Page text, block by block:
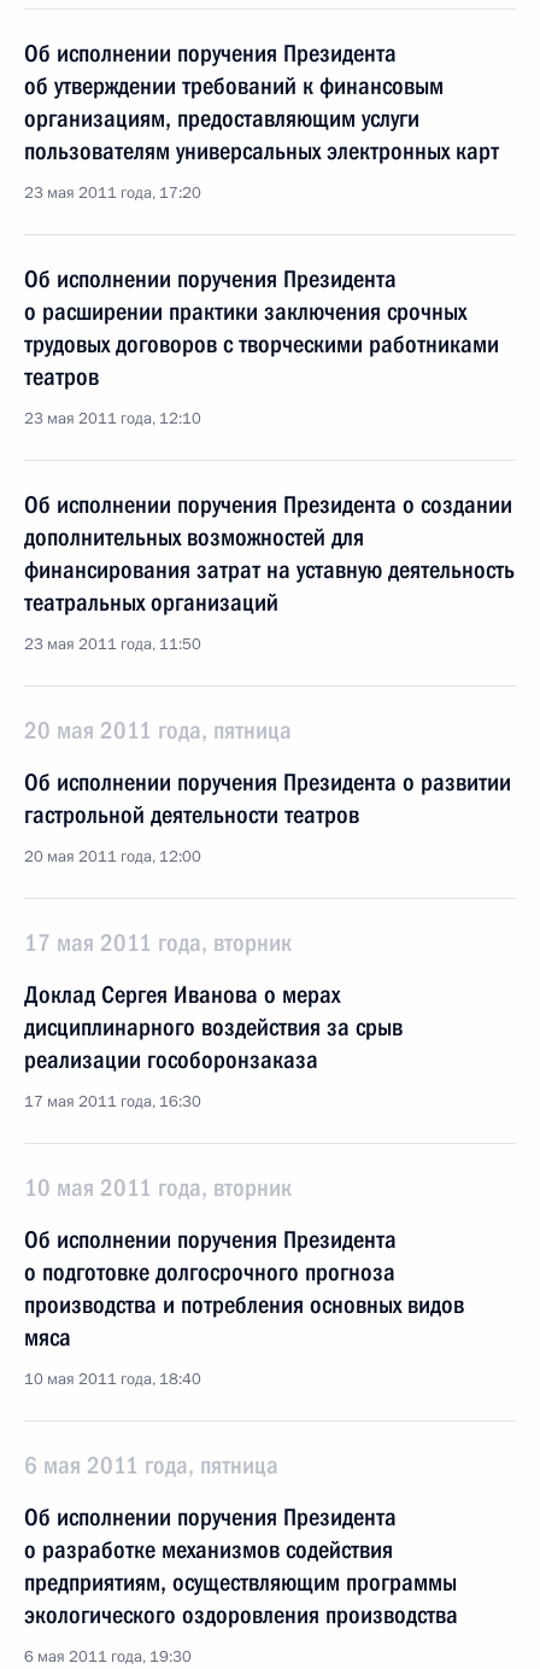
Об исполнении поручения Президента
об утверждении требований к финансовым
организациям, предоставляющим услуги
пользователям универсальных электронных карт
23 мая 2011 года, 17:20
Об исполнении поручения Президента
о расширении практики заключения срочных
трудовых договоров с творческими работниками
театров
23 мая 2011 года, 12:10
Об исполнении поручения Президента о создании
дополнительных возможностей для
финансирования затрат на уставную деятельность
театральных организаций
23 мая 2011 года, 11:50
20 мая 2011 года, пятница
Об исполнении поручения Президента о развитии
гастрольной деятельности театров
20 мая 2011 года, 12:00
17 мая 2011 года, вторник
Доклад Сергея Иванова о мерах
дисциплинарного воздействия за срыв
реализации гособоронзаказа
17 мая 2011 года, 16:30
10 мая 2011 года, вторник
Об исполнении поручения Президента
о подготовке долгосрочного прогноза
производства и потребления основных видов
мяса
10 мая 2011 года, 18:40
6 мая 2011 года, пятница
Об исполнении поручения Президента
о разработке механизмов содействия
предприятиям, осуществляющим программы
экологического оздоровления производства
6 мая 2011 года, 19:30